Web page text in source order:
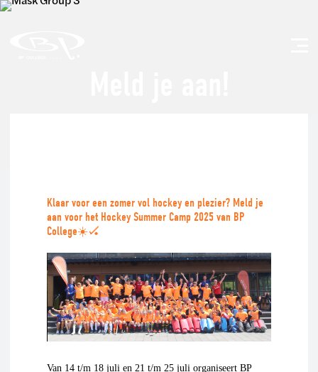
Klaar voor een zomer vol hockey en plezier? Meld je
aan voor het Hockey Summer Camp 2025 van BP
College☀️🏑
Van 14 t/m 18 juli en 21 t/m 25 juli organiseert BP